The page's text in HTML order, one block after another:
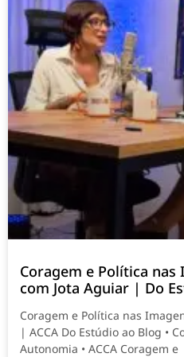
Coragem e Política nas
com Jota Aguiar | Do
Coragem e Política nas
| ACCA Do Estúdio ao Blog •
Autonomia • ACCA Coragem e